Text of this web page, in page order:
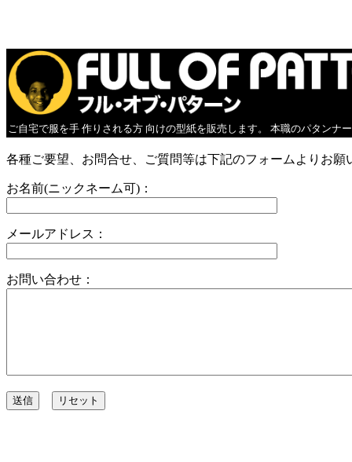
ご自宅で服を手 作りされる方 向けの型紙を販売します。 本職のパタンナ
各種ご要望、お問合せ、ご質問等は下記のフォームよりお願
お名前(ニックネーム可)：
メールアドレス：
お問い合わせ：